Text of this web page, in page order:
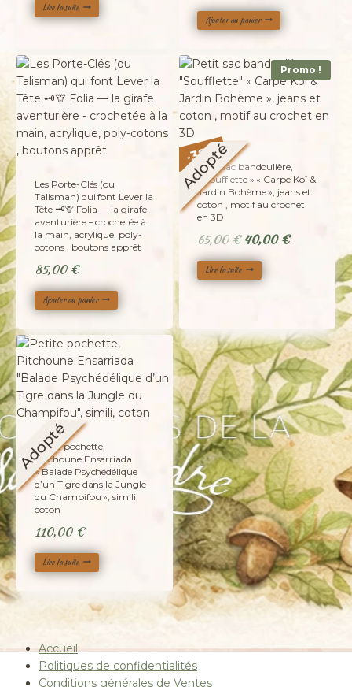
Lire la suite
Ajouter au panier
Les Porte-Clés (ou
Talisman) qui font Lever la
Tête 🗝️🦒 Folia — la girafe
aventurière – crochetée à
la main, acrylique, poly-
cotons , boutons apprêt
85,00 €
Ajouter au panier
Promo !
-38%
Adopté
Petit sac bandoulière,
« Soufflette » « Carpe Koï &
Jardin Bohème », jeans et
coton , motif au crochet
en 3D
65,00€ Le
prix
initial
40,00€Le
40,00 €.
Lire la suite
Adopté
Petite pochette,
Pitchoune Ensarriada
« Balade Psychédélique
d’un Tigre dans la Jungle
du Champifou », simili,
coton
110,00 €
Lire la suite
Accueil
Politiques de confidentialités
Conditions générales de Ventes